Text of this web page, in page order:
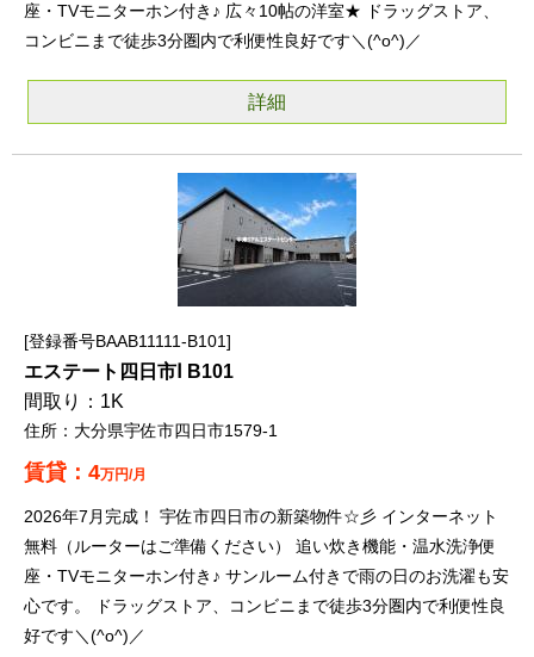
座・TVモニターホン付き♪ 広々10帖の洋室★ ドラッグストア、
コンビニまで徒歩3分圏内で利便性良好です＼(^o^)／
詳細
登録番号BAAB11111-B101
エステート四日市Ⅰ B101
1K
大分県宇佐市四日市1579-1
4万円/月
2026年7月完成！ 宇佐市四日市の新築物件☆彡 インターネット
無料（ルーターはご準備ください） 追い炊き機能・温水洗浄便
座・TVモニターホン付き♪ サンルーム付きで雨の日のお洗濯も安
心です。 ドラッグストア、コンビニまで徒歩3分圏内で利便性良
好です＼(^o^)／